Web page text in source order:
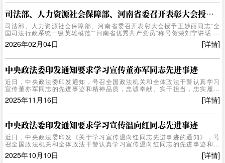
罪犯铺就新生之路。法治课堂上，我以案释法、逐条解读法规，引导罪犯
敬畏法律、重塑认知。个别谈话中，我耐心疏导思想、解开心理症结，于
细微处注入向善力量。身为新时代司法行政青年，我身着藏蓝履职尽责，
以法治微光唤醒迷途灵魂，用实干诠释使命，充分展现忠诚奉献、奋进...
司法部、人力资源社会保障部、河南省委召开表彰大会授予王妙丽同志“全国司法行政系统一级英雄模范”“河南省优秀共产党员”称号
司法部、人力资源社会保障部、河南省委召开表彰大会授予王妙丽同志“全
国司法行政系统一级英雄模范”“河南省优秀共产党员”称号贺荣刘宁讲话 王
凯主持2月4日，司法部、人力资源社会保障部、河南省委在郑州召开表彰
大会，授予王妙丽同志“全国司法行政系统一级英雄模范”、“河南省优秀共
开表彰大会，授予王妙丽同志“全国司法行政系统一级英雄模范”、“河南省
优秀共产党员”称号。司法部党组书记、部长贺荣，河南省委书记刘宁出席
并讲话。河南省人民政府省长王凯主持。王妙丽同志在表彰大会上发言。
会上，贺荣、刘宁分别向王妙丽同志颁发“全国司法行政系统一级英雄模
范”...
2026年02月04日 [详情]
中央政法委印发通知要求学习宣传董亦军同志先进事迹
近日，中央政法委印发通知，号召全国政法机关和全体政法干警认真学习
宣传董亦军同志的先进事迹和精神品质，忠诚奉献、实干担当，忠实履行
党和人民赋予的新时代使命任务，坚决维护国家安全和社会稳定，努力锻
造忠诚干净担当的新时代政法铁军。董亦军同志生前任北京市公安局副局
警监警衔。曾荣获“全国公安系统一级英雄模范”、“全国公安系统二级英雄
模范”等称号，荣立个人一等功2次、二等功1次、三等功7次。因在工作岗
位上突发疾病，经医治无效，于2025年10月21日不幸去世，享年58岁。
通知指出，董亦军同志从警36年来，始终战斗在维护稳定、服务群众第一
线，怀着对党的无限忠诚...
2025年11月16日 [详情]
中央政法委印发通知要求学习宣传温向红同志先进事迹
近日，中央政法委印发《关于学习宣传温向红同志先进事迹的通知》，号
召全国政法机关和全体政法干警认真学习宣传温向红同志的先进事迹和崇
高精神，深学笃行习近平法治思想，坚定履行党和人民赋予的职责使命，
矢志不渝做中国特色社会主义事业的建设者和捍卫者。温向红同志现任江
2025年10月10日 [详情]